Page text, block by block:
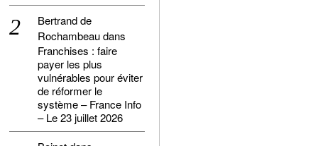
Bertrand de
Rochambeaudans
Franchises : faire
payer les plus
vulnérables pour éviter
de réformer le
système – France Info
– Le 23 juillet 2026